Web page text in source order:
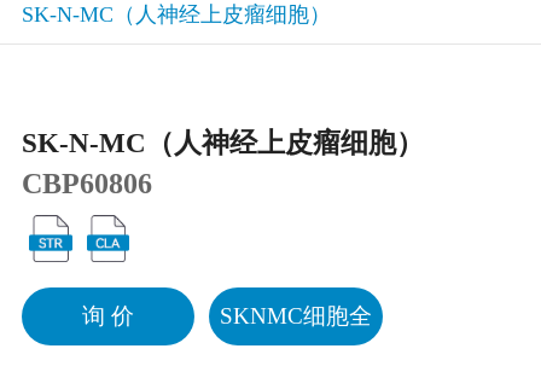
SK-N-MC（人神经上皮瘤细胞）
SK-N-MC（人神经上皮瘤细胞）
CBP60806
询 价 SKNMC细胞全